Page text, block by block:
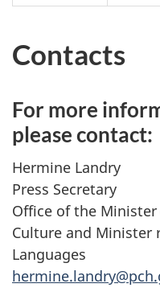
Contacts
For more
please contact:
Hermine Landry
Press Secretary
Office of the
Culture and Minister
Languages